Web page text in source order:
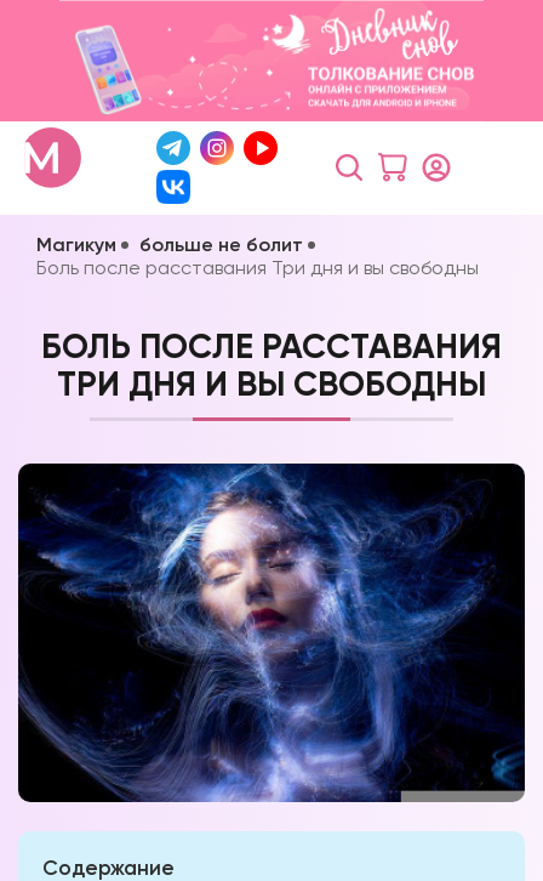
Магикум
больше не болит
Боль после расставания Три дня и вы свободны
БОЛЬ ПОСЛЕ РАССТАВАНИЯ
ТРИ ДНЯ И ВЫ СВОБОДНЫ
Содержание